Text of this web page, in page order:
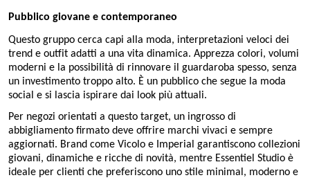
Pubblico giovane e contemporaneo
Questo gruppo cerca capi alla moda, interpretazioni veloci dei
trend e outfit adatti a una vita dinamica. Apprezza colori, volumi
moderni e la possibilità di rinnovare il guardaroba spesso, senza
un investimento troppo alto. È un pubblico che segue la moda
social e si lascia ispirare dai look più attuali.
Per negozi orientati a questo target, un ingrosso di
abbigliamento firmato deve offrire marchi vivaci e sempre
aggiornati. Brand come Vicolo e Imperial garantiscono collezioni
giovani, dinamiche e ricche di novità, mentre Essentiel Studio è
ideale per clienti che preferiscono uno stile minimal, moderno e